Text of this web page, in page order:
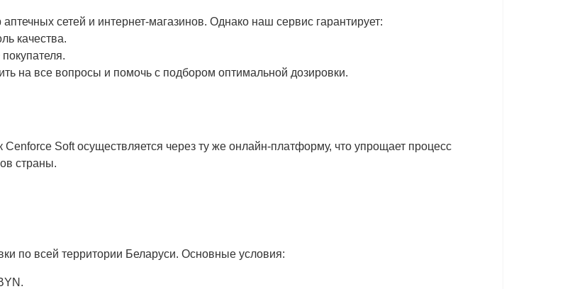
сетей и интернет-магазинов. Однако наш сервис гарантирует:
качества.
на все вопросы и помочь с подбором оптимальной дозировки.
Soft осуществляется через ту же онлайн-платформу, что упрощает процесс
страны.
по всей территории Беларуси. Основные условия: